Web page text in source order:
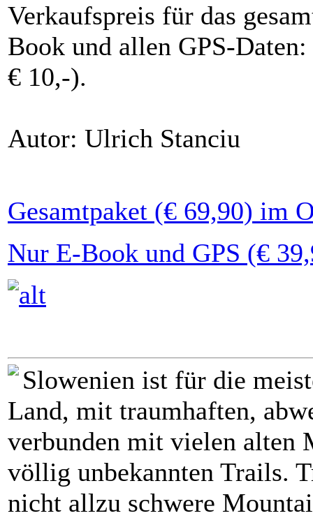
Verkaufspreis für das
Book und allen GPS-
€ 10,-).
Autor: Ulrich Stanciu
Gesamtpaket (€ 69,90) im
Nur E-Book und GPS (€
Slowenien ist für die
Land, mit traumhaften,
verbunden mit vielen alten
völlig unbekannten Trails.
nicht allzu schwere